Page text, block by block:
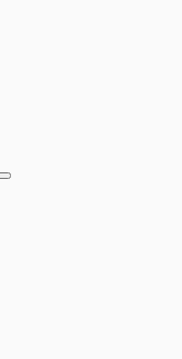
Suche